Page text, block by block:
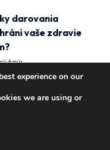
darovania
vaše zdravie
ŠTÝL
kĺbov a
zdravia
experience on our
we are using or